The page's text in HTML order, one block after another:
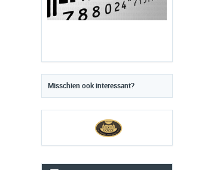
Misschien ook interessant?